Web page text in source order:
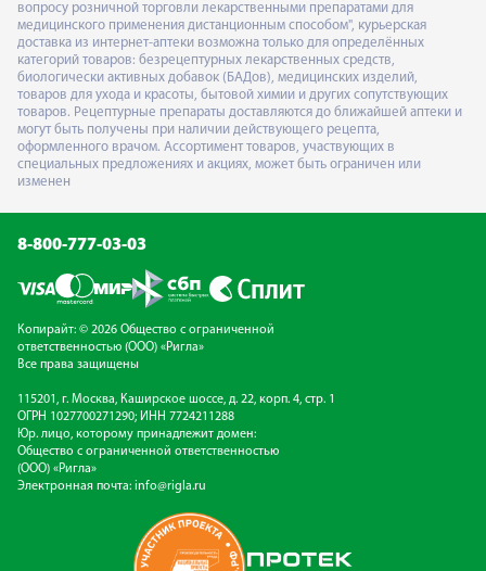
вопросу розничной торговли лекарственными препаратами для
медицинского применения дистанционным способом", курьерская
доставка из интернет-аптеки возможна только для определённых
категорий товаров: безрецептурных лекарственных средств,
биологически активных добавок (БАДов), медицинских изделий,
товаров для ухода и красоты, бытовой химии и других сопутствующих
товаров. Рецептурные препараты доставляются до ближайшей аптеки и
могут быть получены при наличии действующего рецепта,
оформленного врачом. Ассортимент товаров, участвующих в
специальных предложениях и акциях, может быть ограничен или
изменен
8-800-777-03-03
Копирайт: © 2026 Общество с ограниченной
ответственностью (ООО) «Ригла»
Все права защищены
115201, г. Москва, Каширское шоссе, д. 22, корп. 4, стр. 1
ОГРН 1027700271290; ИНН 7724211288
Юр. лицо, которому принадлежит домен:
Общество с ограниченной ответственностью
(ООО) «Ригла»
Электронная почта: info@rigla.ru